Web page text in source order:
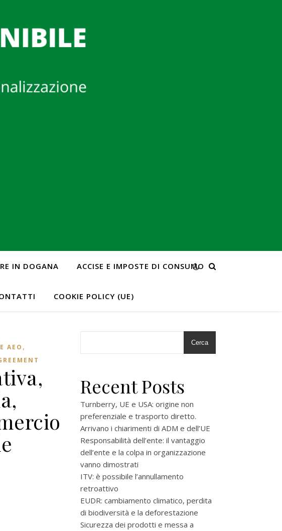
IN DOGANA ACCISE E IMPOSTE DI CONSUMO
COOKIE POLICY (UE)
AEO , Cerca
Recent Posts
Turnberry, UE e USA: origine non
preferenziale e trasporto diretto.
Arrivano i chiarimenti di ADM e dell’UE
Responsabilità dell’ente: il vantaggio
dell’ente e la colpa in organizzazione
vanno dimostrati
ITV: è possibile l’annullamento
retroattivo
EUDR: cambiamento climatico, perdita
di biodiversità e la deforestazione
Sicurezza dei prodotti e messa a